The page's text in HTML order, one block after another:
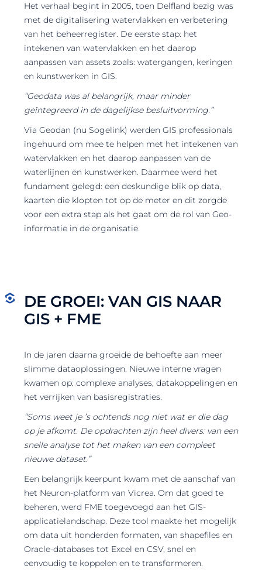
Het verhaal begint in 2005, toen Delfland bezig was
met de digitalisering watervlakken en verbetering
van het beheerregister. De eerste stap: het
intekenen van watervlakken en het daarop
aanpassen van assets zoals: watergangen, keringen
en kunstwerken in GIS.
“Geodata was al belangrijk, maar minder
geïntegreerd in de dagelijkse besluitvorming.”
Via Geodan (nu Sogelink) werden GIS professionals
ingehuurd om mee te helpen met het intekenen van
watervlakken en het daarop aanpassen van de
waterlijnen en kunstwerken. Daarmee werd het
fundament gelegd: een deskundige blik op data,
kaarten die klopten tot op de meter en dit zorgde
voor een extra stap als het gaat om de rol van Geo-
informatie in de organisatie.
DE GROEI: VAN GIS NAAR
GIS + FME
In de jaren daarna groeide de behoefte aan meer
slimme dataoplossingen. Nieuwe interne vragen
kwamen op: complexe analyses, datakoppelingen en
het verrijken van basisregistraties.
“Soms weet je ’s ochtends nog niet wat er die dag
op je afkomt. De opdrachten zijn heel divers: van een
snelle analyse tot het maken van een compleet
nieuwe dataset.”
Een belangrijk keerpunt kwam met de aanschaf van
het Neuron-platform van Vicrea. Om dat goed te
beheren, werd FME toegevoegd aan het GIS-
applicatielandschap. Deze tool maakte het mogelijk
om data uit honderden formaten, van shapefiles en
Oracle-databases tot Excel en CSV, snel en
eenvoudig te koppelen en te transformeren.